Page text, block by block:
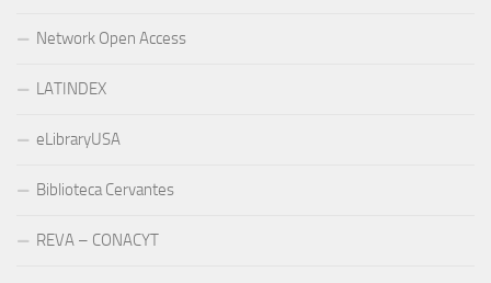
Network Open Access
LATINDEX
eLibraryUSA
Biblioteca Cervantes
REVA – CONACYT